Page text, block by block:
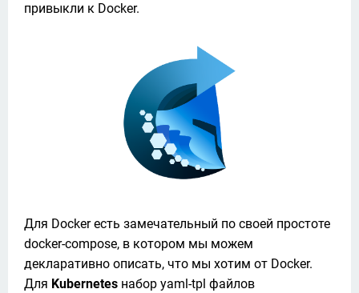
привыкли к Docker.
Для Docker есть замечательный по своей простоте
docker-compose, в котором мы можем
декларативно описать, что мы хотим от Docker.
Для Kubernetes набор yaml-tpl файлов